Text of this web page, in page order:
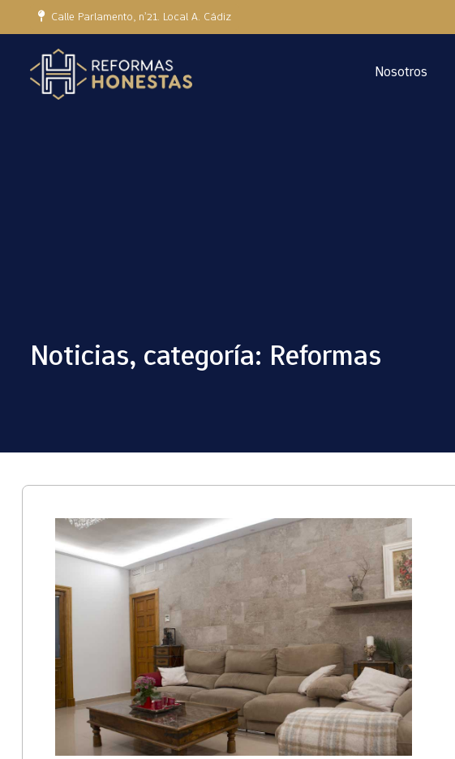
Calle Parlamento, nº21. Local A. Cádiz
Nosotros
Noticias, categoría: Reformas